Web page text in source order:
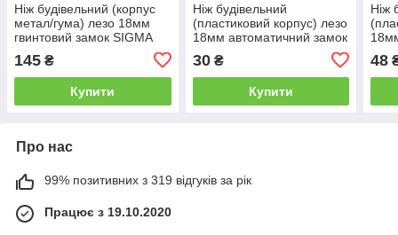
Ніж будівельний (корпус
метал/гума) лезо 18мм
гвинтовий замок SIGMA
145 ₴
Купити
Ніж будівельний
(пластиковий корпус) лезо
18мм автоматичний замок
30₴
Купити
Ніж
48
Про нас
99% позитивних з 319 відгуків за рік
Працює з 19.10.2020